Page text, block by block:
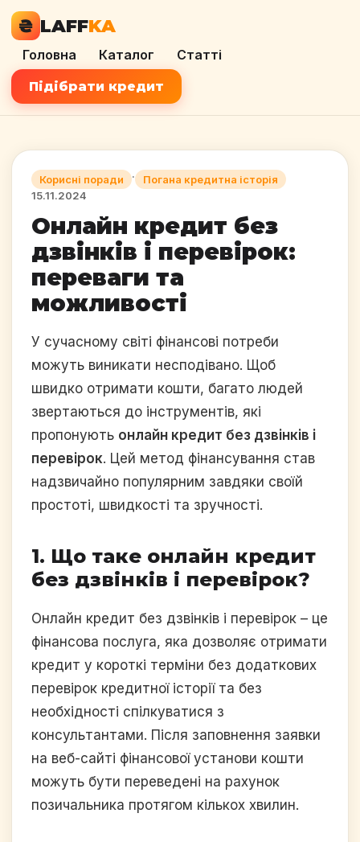
₴ LAFFKA
Головна Каталог Статті
Підібрати кредит
Корисні поради ·
Погана кредитна історія
15.11.2024
Онлайн кредит без
дзвінків і перевірок:
переваги та
можливості
У сучасному світі фінансові потреби
можуть виникати несподівано. Щоб
швидко отримати кошти, багато людей
звертаються до інструментів, які
пропонують онлайн кредит без дзвінків і
перевірок. Цей метод фінансування став
надзвичайно популярним завдяки своїй
простоті, швидкості та зручності.
1. Що таке онлайн кредит
без дзвінків і перевірок?
Онлайн кредит без дзвінків і перевірок – це
фінансова послуга, яка дозволяє отримати
кредит у короткі терміни без додаткових
перевірок кредитної історії та без
необхідності спілкуватися з
консультантами. Після заповнення заявки
на веб-сайті фінансової установи кошти
можуть бути переведені на рахунок
позичальника протягом кількох хвилин.